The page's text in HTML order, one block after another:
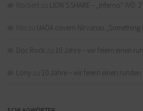
Norbert zu LION’S SHARE – „Inferno“ (VÖ:
zu UADA covern Nirvanas „Something
Doc Rock zu 10 Jahre – wir feiern einen
Lony zu 10 Jahre – wir feiern einen runden